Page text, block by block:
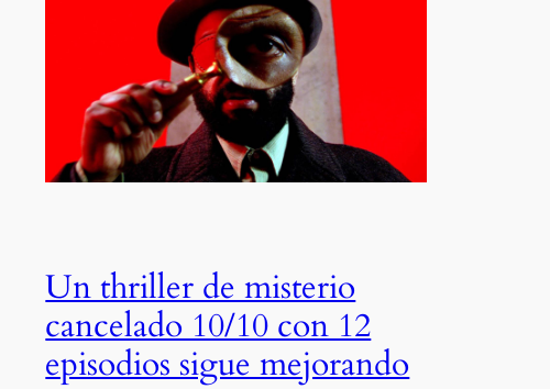
Un thriller de misterio
cancelado 10/10 con 12
episodios sigue mejorando